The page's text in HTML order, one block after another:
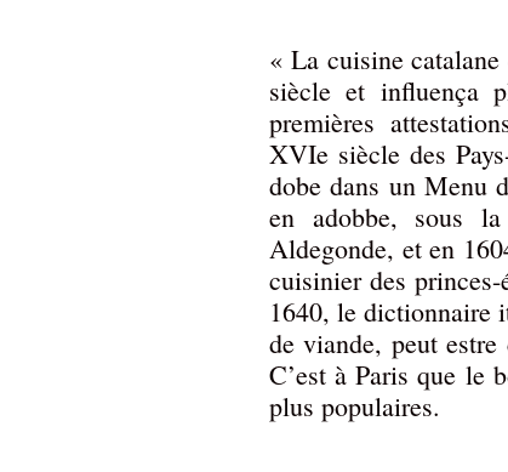
« La cuisine
siècle et influença
premières
XVIe siècle des
dobe dans un Menu
en adobbe, sous
Aldegonde, et en
cuisinier des
1640, le dictionnaire
de viande, peut
C’est à Paris que le
plus populaires.